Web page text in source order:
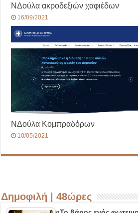
ΝΔούλα ακροδεξιών χαφιέδων
16/09/2021
ΝΔούλα Κομπραδόρων
10/05/2021
Δημοφιλή | 48ώρες